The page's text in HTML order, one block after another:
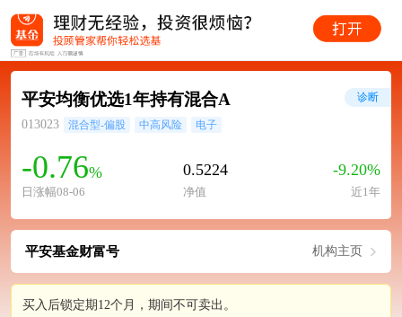
平安均衡优选1年持有混合A
013023 混合型-偏股 中高风险 电子
-0.76%
日涨幅08-06
0.5224
净值
-9.20%
近1年
诊断
平安基金财富号 机构主页
买入后锁定期12个月，期间不可卖出。